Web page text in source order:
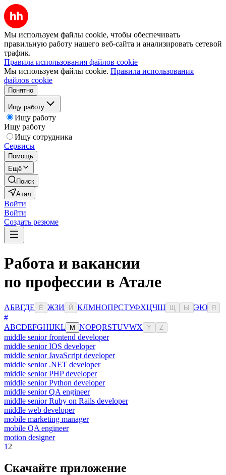
Мы используем файлы cookie, чтобы обеспечивать
правильную работу нашего веб-сайта и анализировать сетевой
трафик.
Правила использования файлов cookie
Мы используем файлы cookie. Правила использования
файлов cookie
Понятно
Ищу работу
Ищу работу
Ищу работу
Ищу сотрудника
Сервисы
Помощь
Ещё
Поиск
Атал
Войти
Войти
Создать резюме
Работа и вакансии
по профессии в Атале
АБВГДЕ Ё ЖЗИ Й КЛМНОПРСТУФХЦЧШ Ы ЭЮ Я
#
ABCDEFGHIJKL M NOPQRSTUVWX Y Z
middle senior frontend developer
middle senior IOS developer
middle senior JavaScript developer
middle senior .NET developer
middle senior PHP developer
middle senior Python developer
middle senior QA engineer
middle senior Ruby on Rails developer
middle web developer
mobile marketing manager
mobile QA engineer
motion designer
1 2
Скачайте приложение